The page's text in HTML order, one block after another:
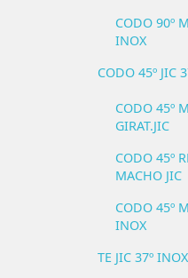
CODO 90º
INOX
CODO 45º JIC
CODO 45º
GIRAT.JIC
CODO 45º
MACHO JIC
CODO 45º
INOX
TE JIC 37º INOX